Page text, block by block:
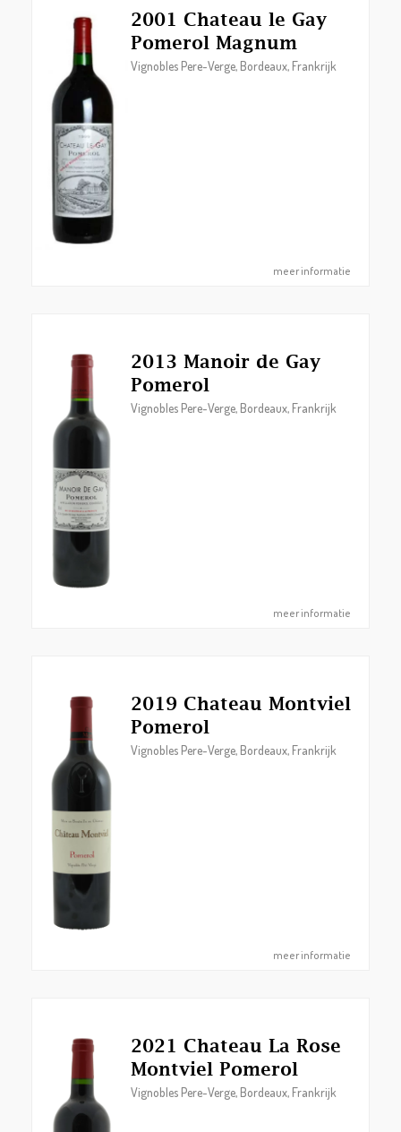
2001 Chateau le Gay
Pomerol Magnum
Vignobles Pere-Verge, Bordeaux, Frankrijk
meer informatie
2013 Manoir de Gay
Pomerol
Vignobles Pere-Verge, Bordeaux, Frankrijk
meer informatie
2019 Chateau Montviel
Pomerol
Vignobles Pere-Verge, Bordeaux, Frankrijk
meer informatie
2021 Chateau La Rose
Montviel Pomerol
Vignobles Pere-Verge, Bordeaux, Frankrijk